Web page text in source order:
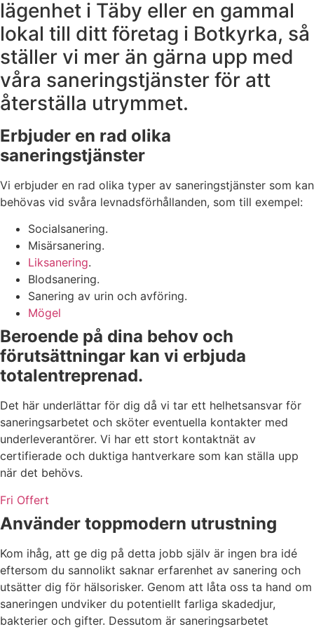
lägenhet i Täby eller en gammal
lokal till ditt företag i Botkyrka, så
ställer vi mer än gärna upp med
våra saneringstjänster för att
återställa utrymmet.
Erbjuder en rad olika
saneringstjänster
Vi erbjuder en rad olika typer av saneringstjänster som kan
behövas vid svåra levnadsförhållanden, som till exempel:
Socialsanering.
Misärsanering.
Liksanering.
Blodsanering.
Sanering av urin och avföring.
Mögel
Beroende på dina behov och
förutsättningar kan vi erbjuda
totalentreprenad.
Det här underlättar för dig då vi tar ett helhetsansvar för
saneringsarbetet och sköter eventuella kontakter med
underleverantörer. Vi har ett stort kontaktnät av
certifierade och duktiga hantverkare som kan ställa upp
när det behövs.
Fri Offert
Använder toppmodern utrustning
Kom ihåg, att ge dig på detta jobb själv är ingen bra idé
eftersom du sannolikt saknar erfarenhet av sanering och
utsätter dig för hälsorisker. Genom att låta oss ta hand om
saneringen undviker du potentiellt farliga skadedjur,
bakterier och gifter. Dessutom är saneringsarbetet